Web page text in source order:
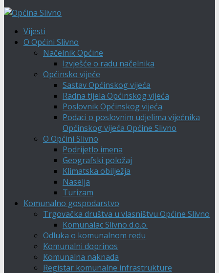
Vijesti
O Općini Slivno
Načelnik Općine
Izvješće o radu načelnika
Općinsko vijeće
Sastav Općinskog vijeća
Radna tijela Općinskog vijeća
Poslovnik Općinskog vijeća
Podaci o poslovnim udjelima vijećnika
Općinskog vijeća Općine Slivno
O Općini Slivno
Podrijetlo imena
Geografski položaj
Klimatska obilježja
Naselja
Turizam
Komunalno gospodarstvo
Trgovačka društva u vlasništvu Općine Slivno
Komunalac Slivno d.o.o.
Odluka o komunalnom redu
Komunalni doprinos
Komunalna naknada
Registar komunalne infrastrukture